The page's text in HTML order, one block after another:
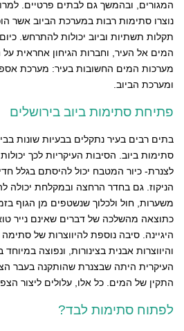
המגורים, ובהמשך גם לבתים פרטיים.
נוצרו סתימות רבות במערכת הביוב אשר
תקלות תשתיות וביוב יכולות להתרחש.
המים אל העיר, וחברות הגיחון אחראית
מערכות המים החשובות בעיר: מערכת
ומערכת הביוב.
פתיחת סתימות ביוב בירושלים
בתים רבים בעיר נתקלים בבעיות שונות
סתימות ביוב. הסיבות העיקריות לכך
לצנרת- כיור המטבח יכול להיסתם בגלל
הניקוז. גם בחדר הרחצה ובמקלחת יכולה
משערות, חול ולכלוך שנשטפים מן הגוף
כתוצאה מהשלכה של דברים שאינם נייר
היגיינה. סיבה נוספת להיווצרות של
והיווצרות אבנית בצינורות, ונפוצה
העיקרית היתה שבצנרת שהותקנה בעבר
התקין של המים. כל אלו, עלולים ליצור
לפתוח סתימות לבד?